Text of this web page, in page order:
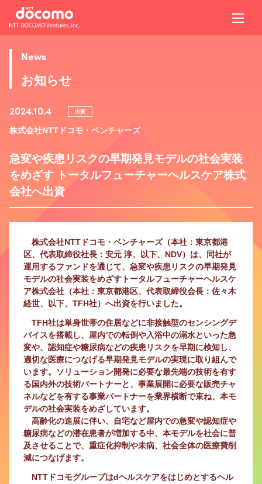
News
お知らせ
2024.10.4 出資
株式会社NTTドコモ・ベンチャーズ
急変や疾患リスクの早期発見モデルの社会実装
をめざす トータルフューチャーヘルスケア株式
会社へ出資
株式会社NTTドコモ・ベンチャーズ（本社：東京都港
区、代表取締役社長：安元 淳、以下、NDV）は、同社が
運用するファンドを通じて、急変や疾患リスクの早期発見
モデルの社会実装をめざすトータルフューチャーヘルスケ
ア株式会社（本社：東京都港区、代表取締役会長：佐々木
経世、以下、TFH社）へ出資を行いました。
TFH社は単身世帯の住居などに非接触型のセンシングデ
バイスを搭載し、屋内での転倒や入浴中の溺水といった急
変や、認知症や糖尿病などの疾患リスクを早期に検知し、
適切な医療につなげる早期発見モデルの実現に取り組んで
います。ソリューション開発に必要な最先端の技術を有す
る国内外の技術パートナーと、事業展開に必要な販売チャ
ネルなどを有する事業パートナーを業界横断で束ね、本モ
デルの社会実装をめざしています。
高齢化の進展に伴い、自宅など屋内での急変や認知症や
糖尿病などの潜在患者が増加する中、本モデルを社会に普
及させることで、重症化抑制や未病、社会全体の医療費削
減につなげます。
NTTドコモグループはdヘルスケアをはじめとするヘル